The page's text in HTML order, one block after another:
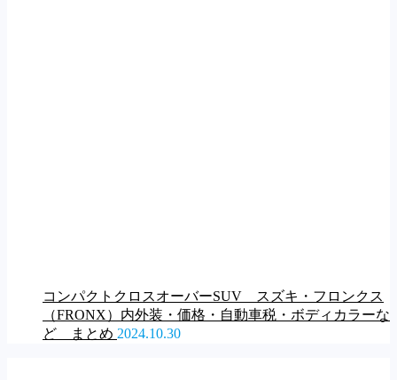
コンパクトクロスオーバーSUV スズキ・フロンクス
（FRONX）内外装・価格・自動車税・ボディカラーな
ど まとめ 2024.10.30